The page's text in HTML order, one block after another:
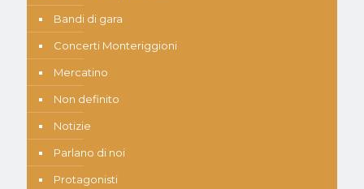
Bandi di gara
Concerti Monteriggioni
Mercatino
Non definito
Notizie
Parlano di noi
Protagonisti